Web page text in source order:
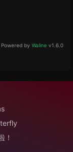
Powered by Waline v1.6.0
！